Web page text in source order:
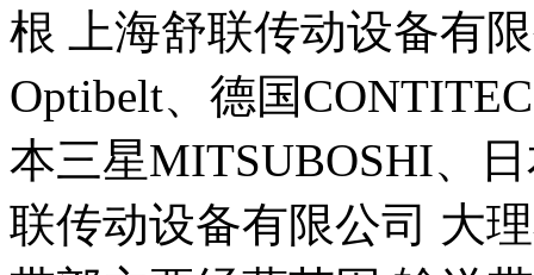
根 上海舒联传动设备有
Optibelt、德国
本三星MITSUBOSHI、
联传动设备有限公司 大